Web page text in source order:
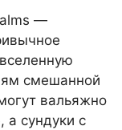
—
смешанной
вальяжно
а сундуки с